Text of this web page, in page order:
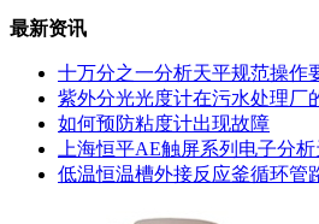
最新资讯
十万分之一分析天平规范操作
紫外分光光度计在污水处理厂
如何预防粘度计出现故障
上海恒平AE触屏系列电子分
低温恒温槽外接反应釜循环管